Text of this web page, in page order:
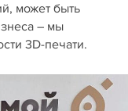
может быть
– мы
3D-печати.